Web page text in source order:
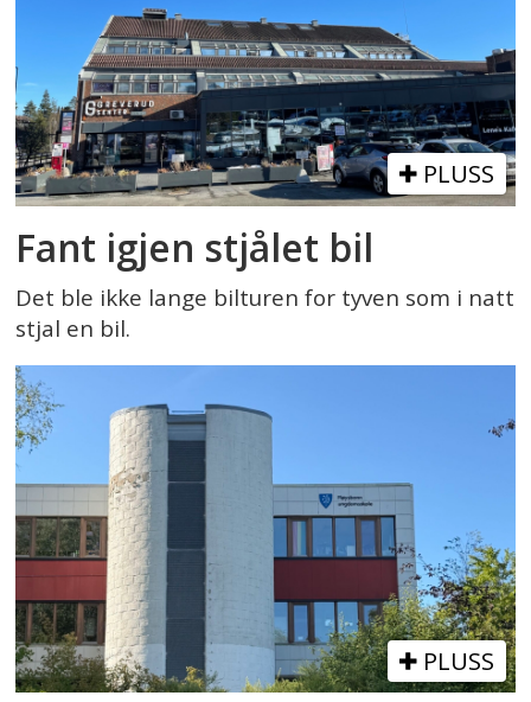
PLUSS
Fant igjen stjålet bil
Det ble ikke lange bilturen for tyven som i natt
stjal en bil.
PLUSS